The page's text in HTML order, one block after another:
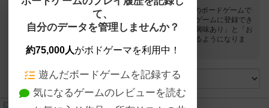
ツレんちカフェ＆BAR HOBBY SALOONでは
個のボードゲームで
遊ぶことができます。ログインすると自分のマイボードゲームに登録でき
るボタンが表示されます。また、マイボードゲームの「興味あり」と「お
気に入り」に該当するボードゲームがピックアップされるようになりま
す。
て、
自分のデータを管理しませんか？
約75,000人がボドゲーマを利用中！
遊んだボードゲームを記録する
気になるゲームのレビューを読む